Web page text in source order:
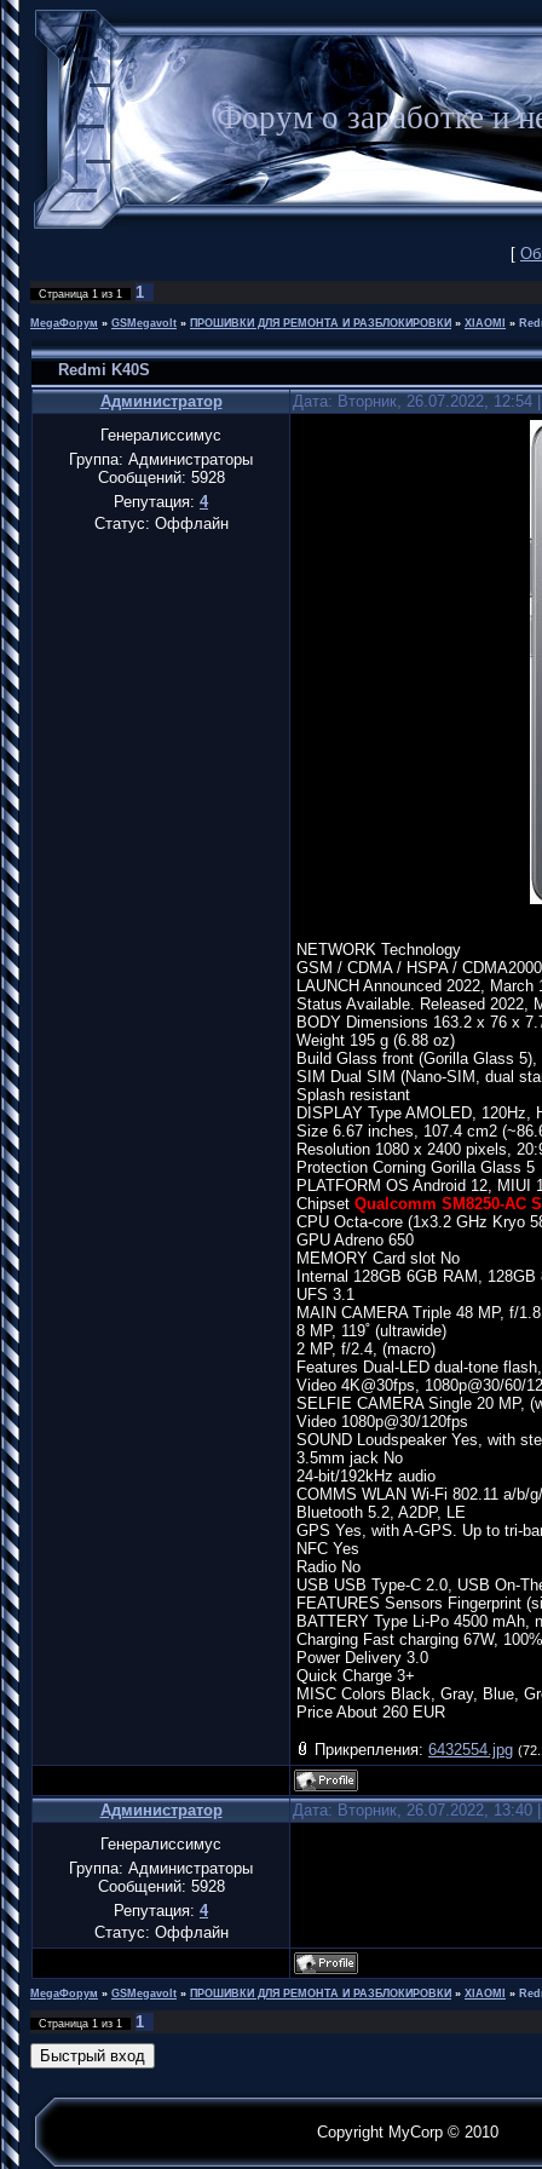
Форум о заработке
[
Страница 1 из 1 1
MegaФорум » GSMegavolt » ПРОШИВКИ ДЛЯ РЕМОНТА И РАЗБЛОКИРОВКИ » XIAOMI »
Redmi K40S
Администратор
Дата: Вторник, 26.07.2022,
Генералиссимус
Группа: Администраторы
Сообщений: 5928
Репутация: 4
Статус: Оффлайн
NETWORK Technology
GSM / CDMA / HSPA /
LAUNCH Announced 2022, March
Status Available. Released 2022,
BODY Dimensions 163.2 x 76 x
Weight 195 g (6.88 oz)
Build Glass front (Gorilla Glass
SIM Dual SIM (Nano-SIM, dual
Splash resistant
DISPLAY Type AMOLED, 120Hz,
Size 6.67 inches, 107.4 cm2
Resolution 1080 x 2400 pixels,
Protection Corning Gorilla Glass 5
PLATFORM OS Android 12, MIUI
Chipset Qualcomm SM8250-AC
CPU Octa-core (1x3.2 GHz Kryo
GPU Adreno 650
MEMORY Card slot No
Internal 128GB 6GB RAM,
UFS 3.1
MAIN CAMERA Triple 48 MP, f/
8 MP, 119˚ (ultrawide)
2 MP, f/2.4, (macro)
Features Dual-LED dual-tone
Video 4K@30fps, 1080p@30/60/
SELFIE CAMERA Single 20 MP,
Video 1080p@30/120fps
SOUND Loudspeaker Yes, with
3.5mm jack No
24-bit/192kHz audio
COMMS WLAN Wi-Fi 802.11 a/b/
Bluetooth 5.2, A2DP, LE
GPS Yes, with A-GPS. Up to tri-
NFC Yes
Radio No
USB USB Type-C 2.0, USB On-
FEATURES Sensors Fingerprint
BATTERY Type Li-Po 4500 mAh,
Charging Fast charging 67W,
Power Delivery 3.0
Quick Charge 3+
MISC Colors Black, Gray, Blue,
Price About 260 EUR
Прикрепления: 6432554.jpg
Администратор
Дата: Вторник, 26.07.2022,
Генералиссимус
Группа: Администраторы
Сообщений: 5928
Репутация: 4
Статус: Оффлайн
MegaФорум » GSMegavolt » ПРОШИВКИ ДЛЯ РЕМОНТА И РАЗБЛОКИРОВКИ » XIAOMI »
Страница 1 из 1 1
Copyright MyCorp © 2010